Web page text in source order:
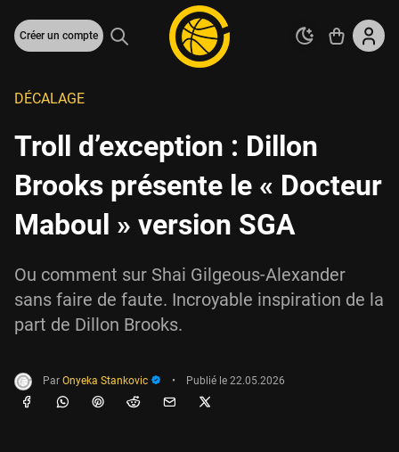
Créer un compte
DÉCALAGE
Troll d’exception : Dillon
Brooks présente le « Docteur
Maboul » version SGA
Ou comment sur Shai Gilgeous-Alexander
sans faire de faute. Incroyable inspiration de la
part de Dillon Brooks.
Par Onyeka Stankovic • Publié le 22.05.2026